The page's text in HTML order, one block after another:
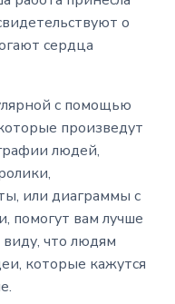
о
сердца
с помощью
произведут
людей,
или диаграммы с
помогут вам лучше
что людям
которые кажутся